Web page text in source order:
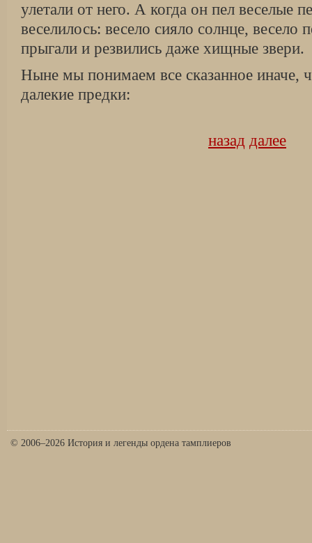
улетали от него. А когда он пел веселые
веселилось: весело сияло солнце, весело
прыгали и резвились даже хищные звери.
Ныне мы понимаем все сказанное иначе,
далекие предки:
назад далее
© 2006–2026 История и легенды ордена тамплиеров